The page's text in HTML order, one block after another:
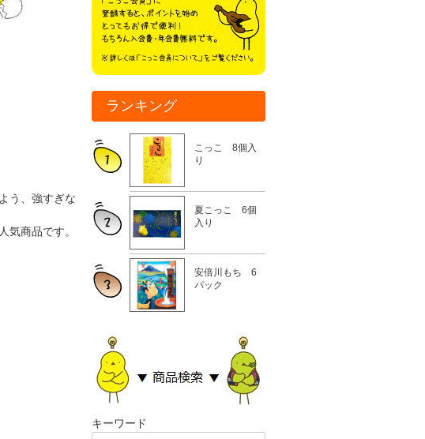
う、強すぎな
気商品です。
ランキング
こっこ 8個入
り
夏こっこ 6個
入り
安倍川もち 6
パック
キーワード